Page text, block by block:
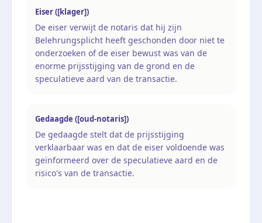
Eiser ([klager])
De eiser verwijt de notaris dat hij zijn
Belehrungsplicht heeft geschonden door niet te
onderzoeken of de eiser bewust was van de
enorme prijsstijging van de grond en de
speculatieve aard van de transactie.
Gedaagde ([oud-notaris])
De gedaagde stelt dat de prijsstijging
verklaarbaar was en dat de eiser voldoende was
geïnformeerd over de speculatieve aard en de
risico's van de transactie.